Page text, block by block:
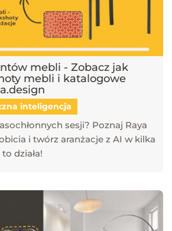
mebli - Zobacz jak
mebli i katalogowe
inteligencja
sesji? Poznaj Raya
i twórz aranżacje z AI w kilka
działa!